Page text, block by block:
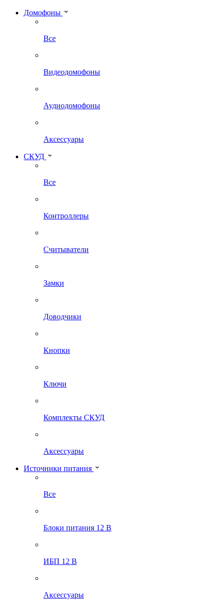
Домофоны
Все
Видеодомофоны
Аудиодомофоны
Аксессуары
СКУД
Все
Контроллеры
Считыватели
Замки
Доводчики
Кнопки
Ключи
Комплекты СКУД
Аксессуары
Источники питания
Все
Блоки питания 12 В
ИБП 12 В
Аксессуары